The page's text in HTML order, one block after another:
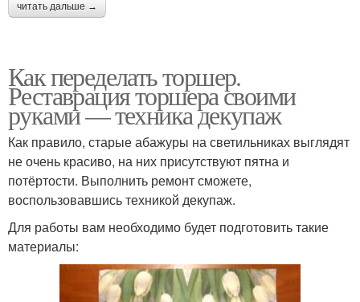
читать дальше →
Как переделать торшер.
Реставрация торшера своими
руками — техника декупаж
Как правило, старые абажуры на светильниках выглядят
не очень красиво, на них присутствуют пятна и
потёртости. Выполнить ремонт сможете,
воспользовавшись техникой декупаж.
Для работы вам необходимо будет подготовить такие
материалы: